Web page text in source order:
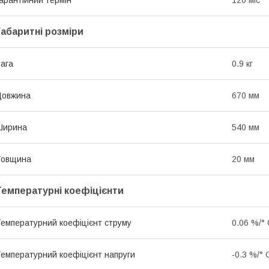
розміри
0.9 кг
670 мм
540 мм
20 мм
коефіцієнти
коефіцієнт струму 0.06 %/°
коефіцієнт напруги -0.3 %/°